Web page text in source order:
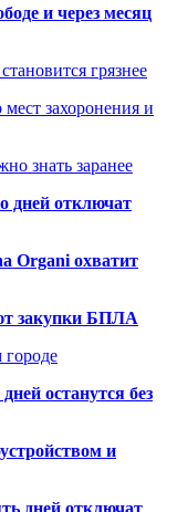
и через месяц
грязнее
мест захоронения и
знать заранее
дней отключат
Organi охватит
закупки БПЛА
останутся без
и
дней отключат